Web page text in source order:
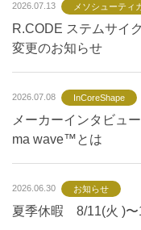
2026.07.13 メソシューティ
R.CODE ステムサイ
変更のお知らせ
2026.07.08 InCoreShape
メーカーインタビュ
ma wave™とは
2026.06.30 お知らせ
夏季休暇 8/11(火 )〜